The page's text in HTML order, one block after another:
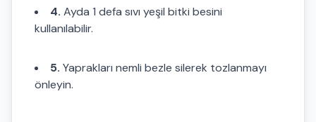
4. Ayda 1 defa sıvı yeşil bitki besini
kullanılabilir.
5. Yaprakları nemli bezle silerek tozlanmayı
önleyin.